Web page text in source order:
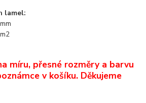
lamel:
míru, přesné rozměry a barvu
v košíku. Děkujeme